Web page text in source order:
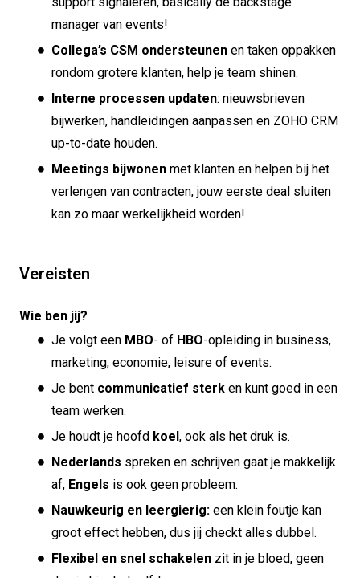
manager van events!
Collega’s CSM ondersteunen en taken oppakken
rondom grotere klanten, help je team shinen.
Interne processen updaten: nieuwsbrieven
bijwerken, handleidingen aanpassen en ZOHO CRM
up-to-date houden.
Meetings bijwonen met klanten en helpen bij het
verlengen van contracten, jouw eerste deal sluiten
kan zo maar werkelijkheid worden!
Vereisten
Wie ben jij?
Je volgt een MBO- of HBO-opleiding in business,
marketing, economie, leisure of events.
Je bent communicatief sterk en kunt goed in een
team werken.
Je houdt je hoofd koel , ook als het druk is.
Nederlands spreken en schrijven gaat je makkelijk
af, Engels is ook geen probleem.
Nauwkeurig en leergierig: een klein foutje kan
groot effect hebben, dus jij checkt alles dubbel.
Flexibel en snel schakelen zit in je bloed, geen